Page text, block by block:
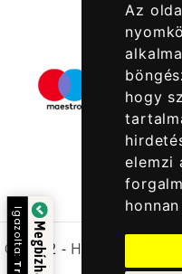
Az
hogy
elemzi
© 2022 - Halcatraz Kft.
Igazolta: